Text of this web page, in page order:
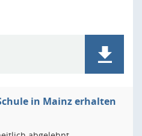
in Mainz erhalten